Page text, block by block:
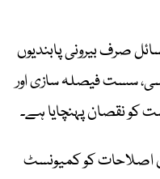
صرف بیرونی پابندیوں
سست فیصلہ سازی اور
نقصان پہنچایا ہے۔
اصلاحات کو کمیونسٹ